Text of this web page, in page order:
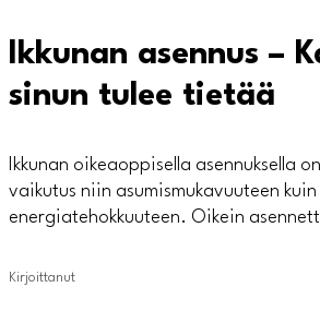
Ikkunan asennus –
sinun tulee tietää
Ikkunan oikeaoppisella asennuksella
vaikutus niin asumismukavuuteen kuin
energiatehokkuuteen. Oikein
Kirjoittanut